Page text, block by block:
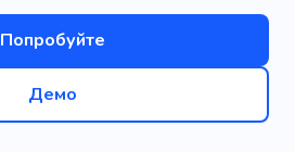
Попробуйте
Демо